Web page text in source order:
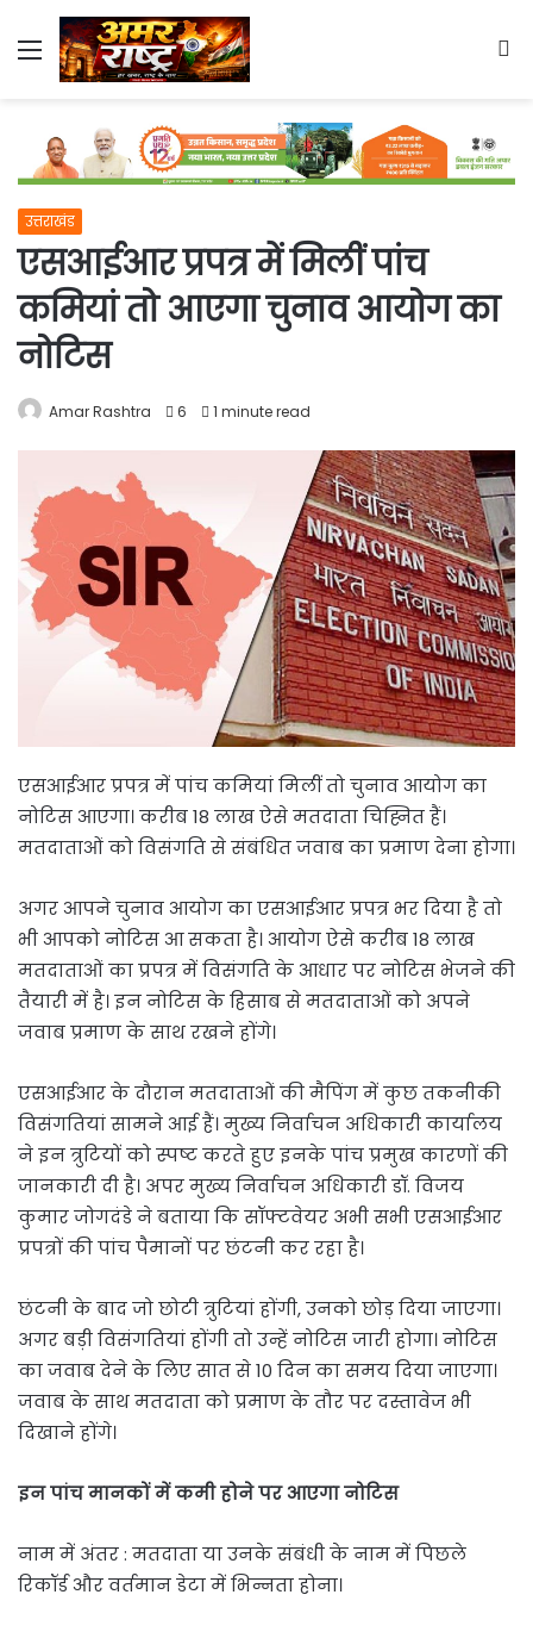
Menu
उत्तराखंड
एसआईआर प्रपत्र में मिलीं पांच
कमियां तो आएगा चुनाव आयोग का
नोटिस
Amar Rashtra 6 1 minute read
एसआईआर प्रपत्र में पांच कमियां मिलीं तो चुनाव आयोग का
नोटिस आएगा। करीब 18 लाख ऐसे मतदाता चिह्नित हैं।
मतदाताओं को विसंगति से संबंधित जवाब का प्रमाण देना होगा।
अगर आपने चुनाव आयोग का एसआईआर प्रपत्र भर दिया है तो
भी आपको नोटिस आ सकता है। आयोग ऐसे करीब 18 लाख
मतदाताओं का प्रपत्र में विसंगति के आधार पर नोटिस भेजने की
तैयारी में है। इन नोटिस के हिसाब से मतदाताओं को अपने
जवाब प्रमाण के साथ रखने होंगे।
एसआईआर के दौरान मतदाताओं की मैपिंग में कुछ तकनीकी
विसंगतियां सामने आई हैं। मुख्य निर्वाचन अधिकारी कार्यालय
ने इन त्रुटियों को स्पष्ट करते हुए इनके पांच प्रमुख कारणों की
जानकारी दी है। अपर मुख्य निर्वाचन अधिकारी डॉ. विजय
कुमार जोगदंडे ने बताया कि सॉफ्टवेयर अभी सभी एसआईआर
प्रपत्रों की पांच पैमानों पर छंटनी कर रहा है।
छंटनी के बाद जो छोटी त्रुटियां होंगी, उनको छोड़ दिया जाएगा।
अगर बड़ी विसंगतियां होंगी तो उन्हें नोटिस जारी होगा। नोटिस
का जवाब देने के लिए सात से 10 दिन का समय दिया जाएगा।
जवाब के साथ मतदाता को प्रमाण के तौर पर दस्तावेज भी
दिखाने होंगे।
इन पांच मानकों में कमी होने पर आएगा नोटिस
नाम में अंतर : मतदाता या उनके संबंधी के नाम में पिछले
रिकॉर्ड और वर्तमान डेटा में भिन्नता होना।